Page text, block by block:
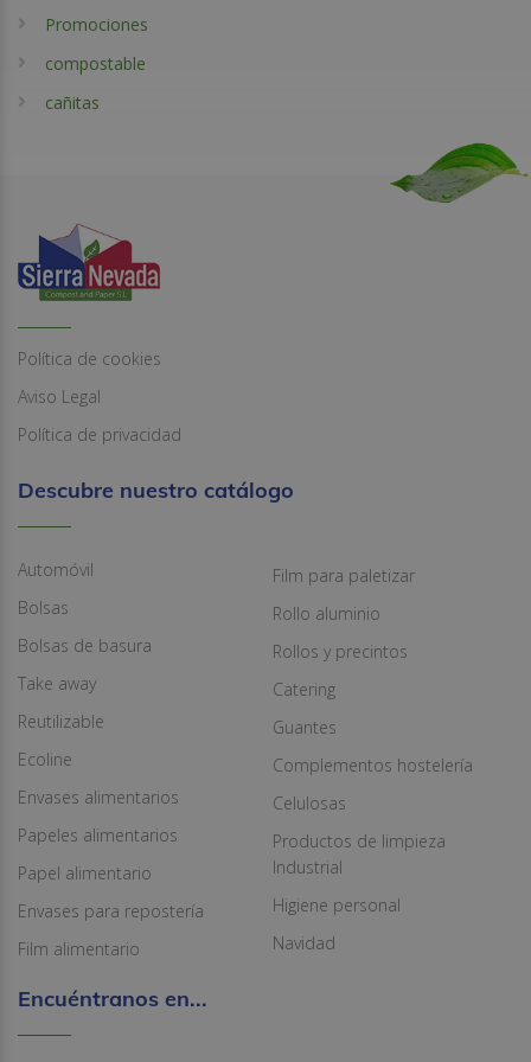
Promociones
compostable
cañitas
Política de cookies
Aviso Legal
Política de privacidad
Descubre nuestro catálogo
Automóvil
Bolsas
Bolsas de basura
Take away
Reutilizable
Ecoline
Envases alimentarios
Papeles alimentarios
Papel alimentario
Envases para repostería
Film alimentario
Film para paletizar
Rollo aluminio
Rollos y precintos
Catering
Guantes
Complementos hostelería
Celulosas
Productos de limpieza
Industrial
Higiene personal
Navidad
Encuéntranos en...